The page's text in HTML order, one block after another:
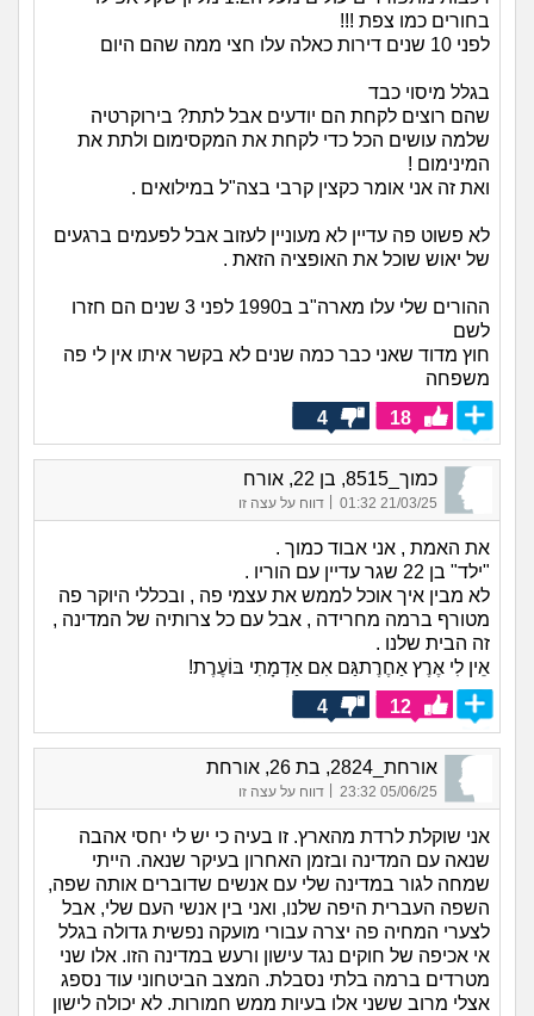
בחורים כמו צפת !!!
לפני 10 שנים דירות כאלה עלו חצי ממה שהם היום
בגלל מיסוי כבד
שהם רוצים לקחת הם יודעים אבל לתת? בירוקרטיה
שלמה עושים הכל כדי לקחת את המקסימום ולתת את
המינימום !
ואת זה אני אומר כקצין קרבי בצה"ל במילואים .
לא פשוט פה עדיין לא מעוניין לעזוב אבל לפעמים ברגעים
של יאוש שוכל את האופציה הזאת .
ההורים שלי עלו מארה"ב ב1990 לפני 3 שנים הם חזרו
לשם
חוץ מדוד שאני כבר כמה שנים לא בקשר איתו אין לי פה
משפחה
18
4
כמוך_8515, בן 22, אורח
21/03/25 01:32
| דווח על עצה זו
את האמת , אני אבוד כמוך .
"ילד" בן 22 שגר עדיין עם הוריו .
לא מבין איך אוכל לממש את עצמי פה , ובכללי היוקר פה
מטורף ברמה מחרידה , אבל עם כל צרותיה של המדינה ,
זה הבית שלנו .
אֵין לִי אֶרֶץ אַחֶרֶתגַּם אִם אַדְמָתִי בּוֹעֶרֶת!
12
4
אורחת_2824, בת 26, אורחת
05/06/25 23:32 דווח על עצה זו
אני שוקלת לרדת מהארץ. זו בעיה כי יש לי יחסי אהבה
שנאה עם המדינה ובזמן האחרון בעיקר שנאה. הייתי
שמחה לגור במדינה שלי עם אנשים שדוברים אותה שפה,
השפה העברית היפה שלנו, ואני בין אנשי העם שלי, אבל
לצערי המחיה פה יצרה עבורי מועקה נפשית גדולה בגלל
אי אכיפה של חוקים נגד עישון ורעש במדינה הזו. אלו שני
מטרדים ברמה בלתי נסבלת. המצב הביטחוני עוד נספג
אצלי מרוב ששני אלו בעיות ממש חמורות. לא יכולה לישון